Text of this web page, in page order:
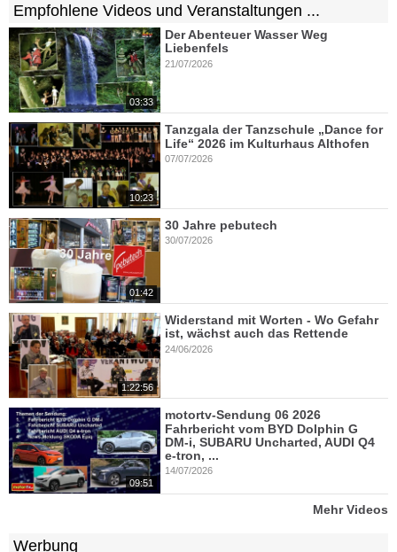
Empfohlene Videos und Veranstaltungen ...
03:33
Der Abenteuer Wasser Weg
Liebenfels
21/07/2026
10:23
Tanzgala der Tanzschule „Dance for
Life“ 2026 im Kulturhaus Althofen
07/07/2026
01:42
30 Jahre pebutech
30/07/2026
1:22:56
Widerstand mit Worten - Wo Gefahr
ist, wächst auch das Rettende
24/06/2026
09:51
motortv-Sendung 06 2026
Fahrbericht vom BYD Dolphin G
DM-i, SUBARU Uncharted, AUDI Q4
e-tron, ...
14/07/2026
Mehr Videos
Werbung